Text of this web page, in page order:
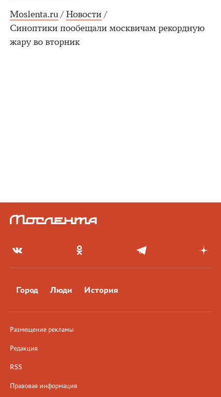
Moslenta.ru / Новости /
Синоптики пообещали москвичам рекордную
жару во вторник
Город Люди История
Размещение рекламы
Редакция
RSS
Правовая информация